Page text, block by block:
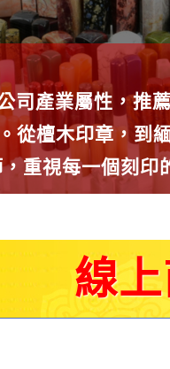
司產業屬性，推
從檀木印章，到
重視每一個刻印
線